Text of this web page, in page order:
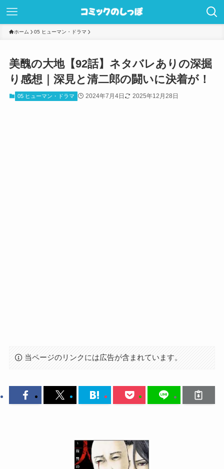
ホーム 05 ヒューマン・ドラマ
美醜の大地【92話】ネタバレありの深掘
り感想｜深見と清二郎の闘いに決着が！
05 ヒューマン・ドラマ 2024年7月4日 2025年12月28日
当ページのリンクには広告が含まれています。